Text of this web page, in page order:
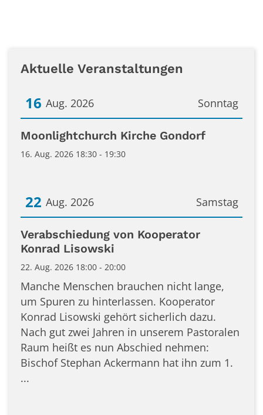
Aktuelle Veranstaltungen
Sonntag
16 Aug. 2026
Datum: 16. August 2026
Moonlightchurch Kirche Gondorf
16. Aug. 2026 18:30 - 19:30
Samstag
22 Aug. 2026
Datum: 22. August 2026
Verabschiedung von Kooperator
Konrad Lisowski
22. Aug. 2026 18:00 - 20:00
Manche Menschen brauchen nicht lange,
um Spuren zu hinterlassen. Kooperator
Konrad Lisowski gehört sicherlich dazu.
Nach gut zwei Jahren in unserem Pastoralen
Raum heißt es nun Abschied nehmen:
Bischof Stephan Ackermann hat ihn zum 1.
...